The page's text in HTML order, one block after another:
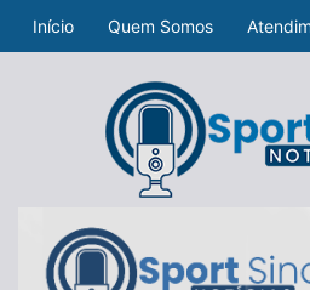
Início Quem Somos